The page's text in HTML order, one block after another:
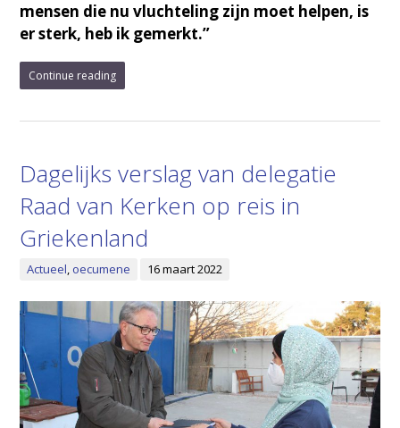
mensen die nu vluchteling zijn moet helpen, is
er sterk, heb ik gemerkt.”
Continue reading
Dagelijks verslag van delegatie
Raad van Kerken op reis in
Griekenland
Actueel, oecumene 16 maart 2022